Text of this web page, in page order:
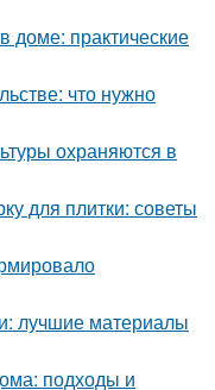
доме: практические
что нужно
охраняются в
для плитки: советы
лучшие материалы
подходы и